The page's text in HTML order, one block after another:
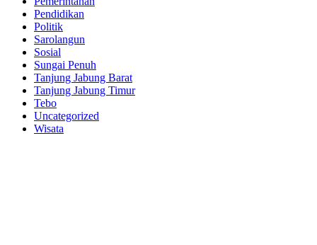
Pendidikan
Politik
Sarolangun
Sosial
Sungai Penuh
Tanjung Jabung Barat
Tanjung Jabung Timur
Tebo
Uncategorized
Wisata